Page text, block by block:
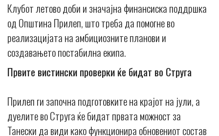
Клубот летово доби и значајна финансиска поддршка
од Општина Прилеп, што треба да помогне во
реализацијата на амбициозните планови и
создавањето постабилна екипа.
Првите вистински проверки ќе бидат во Струга
Прилеп ги започна подготовките на крајот на јули, а
дуелите во Струга ќе бидат првата можност за
Танески да види како функционира обновениот состав